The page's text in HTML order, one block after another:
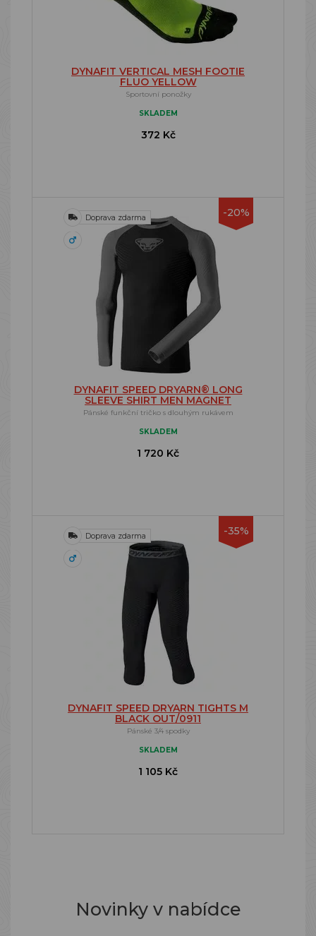
DYNAFIT VERTICAL MESH FOOTIE
FLUO YELLOW
Sportovní ponožky
SKLADEM
372 Kč
-20%
Doprava zdarma
DYNAFIT SPEED DRYARN® LONG
SLEEVE SHIRT MEN MAGNET
Pánské funkční tričko s dlouhým rukávem
SKLADEM
1 720 Kč
-35%
Doprava zdarma
DYNAFIT SPEED DRYARN TIGHTS M
BLACK OUT/0911
Pánské 3/4 spodky
SKLADEM
1 105 Kč
Novinky v nabídce